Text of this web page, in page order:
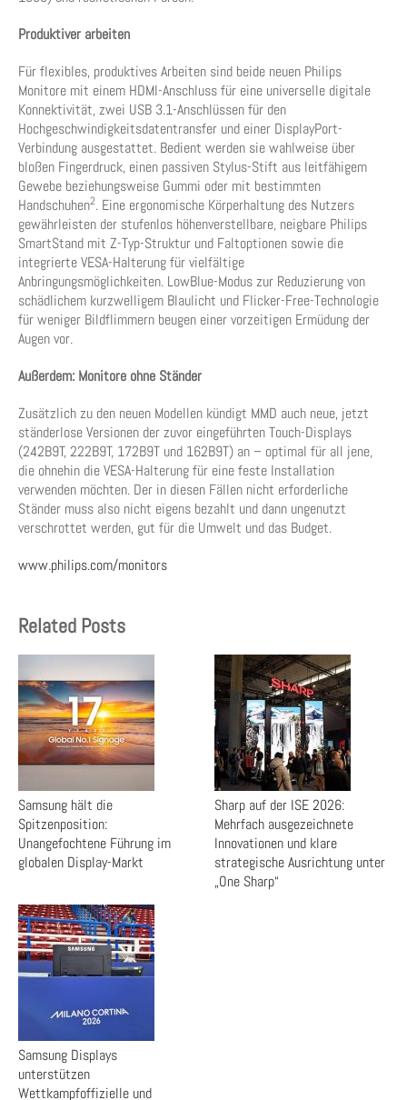
Produktiver arbeiten
Für flexibles, produktives Arbeiten sind beide neuen Philips
Monitore mit einem HDMI-Anschluss für eine universelle digitale
Konnektivität, zwei USB 3.1-Anschlüssen für den
Hochgeschwindigkeitsdatentransfer und einer DisplayPort-
Verbindung ausgestattet. Bedient werden sie wahlweise über
bloßen Fingerdruck, einen passiven Stylus-Stift aus leitfähigem
Gewebe beziehungsweise Gummi oder mit bestimmten
Handschuhen2. Eine ergonomische Körperhaltung des Nutzers
gewährleisten der stufenlos höhenverstellbare, neigbare Philips
SmartStand mit Z-Typ-Struktur und Faltoptionen sowie die
integrierte VESA-Halterung für vielfältige
Anbringungsmöglichkeiten. LowBlue-Modus zur Reduzierung von
schädlichem kurzwelligem Blaulicht und Flicker-Free-Technologie
für weniger Bildflimmern beugen einer vorzeitigen Ermüdung der
Augen vor.
Außerdem: Monitore ohne Ständer
Zusätzlich zu den neuen Modellen kündigt MMD auch neue, jetzt
ständerlose Versionen der zuvor eingeführten Touch-Displays
(242B9T, 222B9T, 172B9T und 162B9T) an – optimal für all jene,
die ohnehin die VESA-Halterung für eine feste Installation
verwenden möchten. Der in diesen Fällen nicht erforderliche
Ständer muss also nicht eigens bezahlt und dann ungenutzt
verschrottet werden, gut für die Umwelt und das Budget.
www.philips.com/monitors
Related Posts
Samsung hält die
Spitzenposition:
Unangefochtene Führung im
globalen Display-Markt
Sharp auf der ISE 2026:
Mehrfach ausgezeichnete
Innovationen und klare
strategische Ausrichtung unter
„One Sharp“
Samsung Displays
unterstützen
Wettkampfoffizielle und